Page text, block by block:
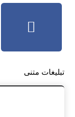
تبلیغات متنی